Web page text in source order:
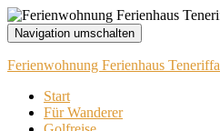
Navigation umschalten
Ferienwohnung Ferienhaus Teneriffa
Start
Für Wanderer